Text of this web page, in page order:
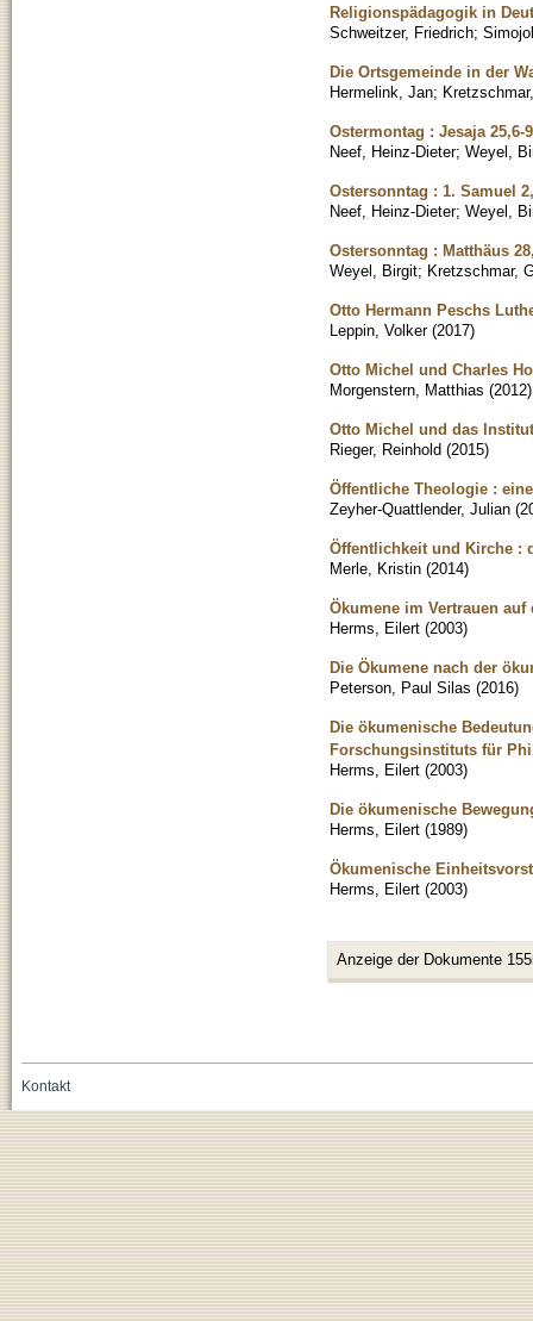
Religionspädagogik in
Schweitzer, Friedrich;
Die Ortsgemeinde in der
Hermelink, Jan;
Ostermontag : Jesaja 25,6-
Neef, Heinz-Dieter; Weyel,
Ostersonntag : 1. Samuel
Neef, Heinz-Dieter; Weyel,
Ostersonntag : Matthäus
Weyel, Birgit; Kretzschmar,
Otto Hermann Peschs
Leppin, Volker (2017)
Otto Michel und Charles
Morgenstern, Matthias (2012)
Otto Michel und das
Rieger, Reinhold (2015)
Öffentliche Theologie :
Zeyher-Quattlender, Julian (
Öffentlichkeit und Kirche :
Merle, Kristin (2014)
Ökumene im Vertrauen
Herms, Eilert (2003)
Die Ökumene nach der
Peterson, Paul Silas (2016)
Die ökumenische
Forschungsinstituts für
Herms, Eilert (2003)
Die ökumenische
Herms, Eilert (1989)
Ökumenische
Herms, Eilert (2003)
Anzeige der Dokumente
Kontakt